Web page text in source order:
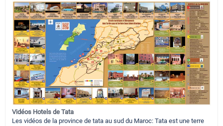
Vidéos Hotels de Tata
Les vidéos de la province de tata au sud du Maroc: Tata est une terre